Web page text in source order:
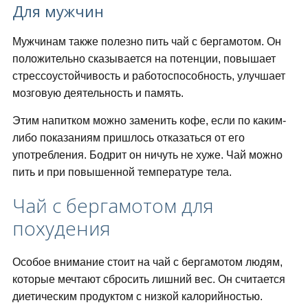
Для мужчин
Мужчинам также полезно пить чай с бергамотом. Он
положительно сказывается на потенции, повышает
стрессоустойчивость и работоспособность, улучшает
мозговую деятельность и память.
Этим напитком можно заменить кофе, если по каким-
либо показаниям пришлось отказаться от его
употребления. Бодрит он ничуть не хуже. Чай можно
пить и при повышенной температуре тела.
Чай с бергамотом для
похудения
Особое внимание стоит на чай с бергамотом людям,
которые мечтают сбросить лишний вес. Он считается
диетическим продуктом с низкой калорийностью.